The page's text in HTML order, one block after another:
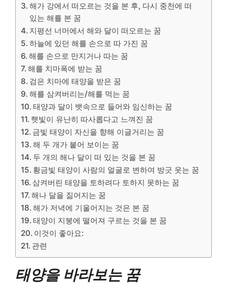
해가 강에서 떠오르는 것을 본 후, 다시 중천에 떠
있는 해를 본 꿈
지평선 너머에서 해와 달이 떠오르는 꿈
하늘에 있던 해를 손으로 따 가진 꿈
해를 손으로 만지거나 따는 꿈
해를 치마폭에 받는 꿈
검은 치마에 태양을 받은 꿈
해를 삼켜버리는/해를 먹는 꿈
태양과 달이 뱃속으로 들어와 임신하는 꿈
햇빛이 유난히 따사롭다고 느껴진 꿈
금빛 태양이 자신을 향해 이글거리는 꿈
해 두 개가 붙어 보이는 꿈
두 개의 해나 달이 떠 있는 것을 본 꿈
황금빛 태양이 사람의 얼굴로 변하여 방긋 웃는 꿈
삼켜버린 태양을 토하려다 토하지 못하는 꿈
해나 달을 짊어지는 꿈
해가 저녁에 기울어지는 것은 본 꿈
태양이 지붕에 떨어져 구르는 것을 본 꿈
이것이 좋아요:
관련
태양을 바라보는 꿈